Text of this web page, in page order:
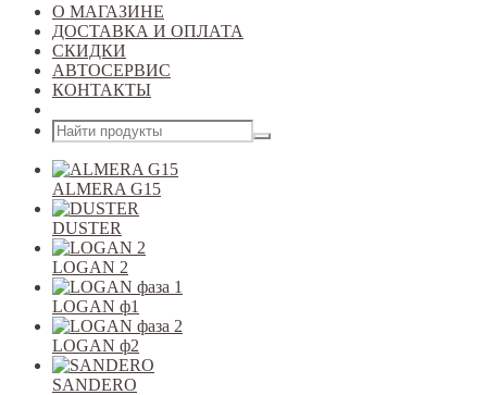
О МАГАЗИНЕ
ДОСТАВКА И ОПЛАТА
СКИДКИ
АВТОСЕРВИС
КОНТАКТЫ
ALMERA G15
DUSTER
LOGAN 2
LOGAN ф1
LOGAN ф2
SANDERO